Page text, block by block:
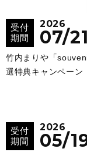
受付
期間
2026
07/21
竹内まりや「
選特典キャンペーン
受付
期間
2026
05/